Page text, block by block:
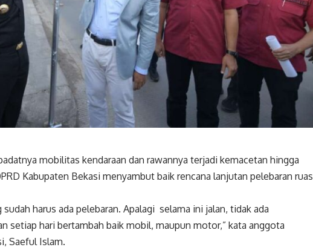
mobilitas kendaraan dan rawannya terjadi kemacetan hingga
Kabupaten Bekasi menyambut baik rencana lanjutan pelebaran ruas
harus ada pelebaran. Apalagi selama ini jalan, tidak ada
setiap hari bertambah baik mobil, maupun motor,” kata anggota
Saeful Islam.